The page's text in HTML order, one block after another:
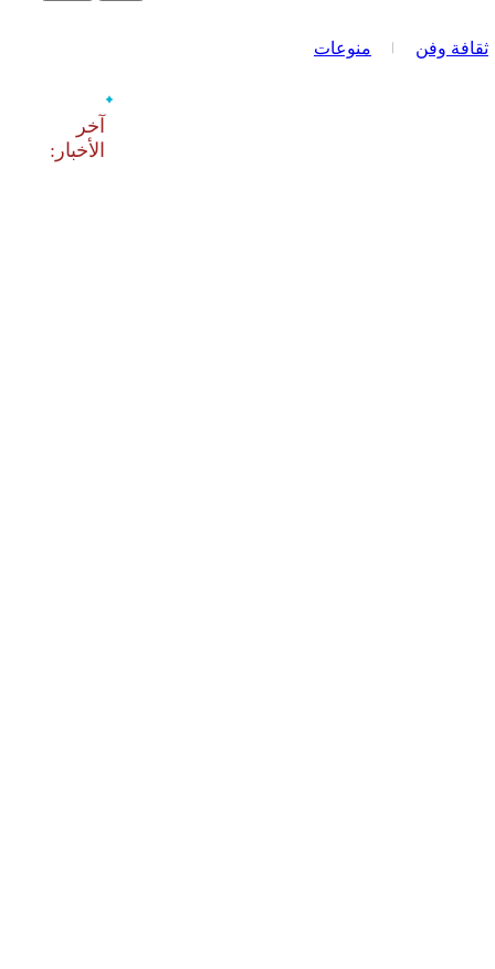
ثقافة وفن منوعات
‫آخر